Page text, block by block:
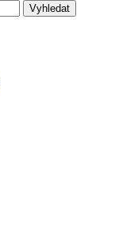
Vyhledat